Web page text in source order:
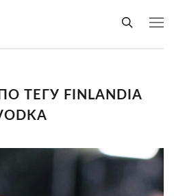
ТЕГУ FINLANDIA